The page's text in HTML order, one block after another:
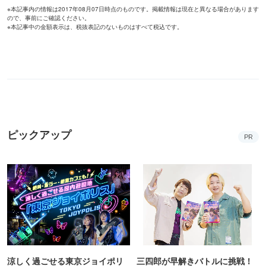
※本記事内の情報は2017年08月07日時点のものです。掲載情報は現在と異なる場合があります
ので、事前にご確認ください。
※本記事中の金額表示は、税抜表記のないものはすべて税込です。
ピックアップ PR
涼しく過ごせる東京ジョイポリ
三四郎が早解きバトルに挑戦！